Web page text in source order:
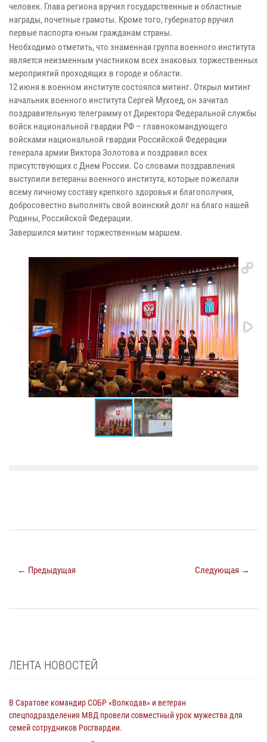
человек. Глава региона вручил государственные и областные
награды, почетные грамоты. Кроме того, губернатор вручил
первые паспорта юным гражданам страны.
Необходимо отметить, что знаменная группа военного института
является неизменным участником всех знаковых торжественных
мероприятий проходящих в городе и области.
12 июня в военном институте состоялся митинг. Открыл митинг
начальник военного института Сергей Мухоед, он зачитал
поздравительную телеграмму от Директора Федеральной службы
войск национальной гвардии РФ – главнокомандующего
войсками национальной гвардии Российской Федерации
генерала армии Виктора Золотова и поздравил всех
присутствующих с Днем России. Со словами поздравления
выступили ветераны военного института, которые пожелали
всему личному составу крепкого здоровья и благополучия,
добросовестно выполнять свой воинский долг на благо нашей
Родины, Российской Федерации.
Завершился митинг торжественным маршем.
← Предыдущая Следующая →
ЛЕНТА НОВОСТЕЙ
В Саратове командир СОБР «Волкодав» и ветеран
спецподразделения МВД провели совместный урок мужества для
семей сотрудников Росгвардии.